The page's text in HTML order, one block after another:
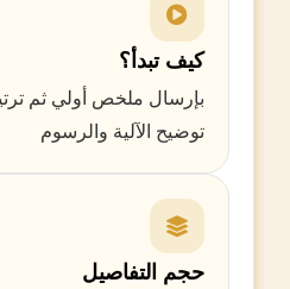
كيف تبدأ؟
بإرسال ملخص أولي ثم
توضيح الآلية والرسوم
حجم التفاصيل